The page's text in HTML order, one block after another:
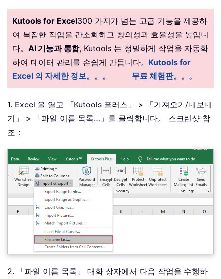
Kutools for Excel300 가지가 넘는 고급 기능을 제공하
여 복잡한 작업을 간소화하고 창의성과 효율성을 높입니
다。 AI 기능과 통합, Kutools 는 정밀하게 작업을 자동화
하여 데이터 관리를 손쉽게 만듭니다。 Kutools for
Excel 의 자세한 정보。。。
무료 체험판。。。
1. Excel 을 열고 「Kutools 플러스」 > 「가져오기/내보내
기」 > 「파일 이름 목록…」를 클릭합니다。 스크린샷 참
조：
2. 「파일 이름 목록」 대화 상자에서 다음 작업을 수행하